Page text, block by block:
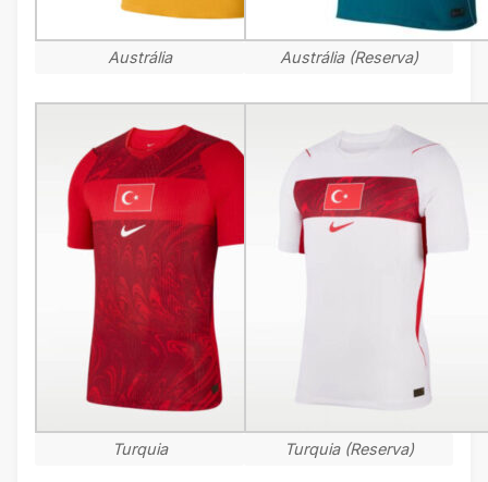
Austrália Austrália (Reserva)
Turquia Turquia (Reserva)